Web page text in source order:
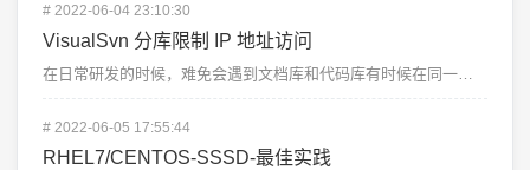
# 2022-06-04 23:10:30
VisualSvn 分库限制 IP 地址访问
在日常研发的时候，难免会遇到文档库和代码库有时候在同一个 SVN 服务器上的时候，那么如何限制不让代...
# 2022-06-05 17:55:44
RHEL7/CENTOS-SSSD-最佳实践